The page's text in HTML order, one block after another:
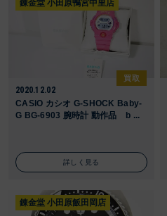
錬金堂 小田原鴨宮中里店
買取
2020.12.02
CASIO カシオ G-SHOCK Baby-
G BG-6903 腕時計 動作品 b ...
詳しく見る
錬金堂 小田原飯田岡店